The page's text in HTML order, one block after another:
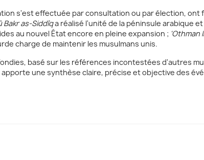
s'est effectuée par consultation ou par élection,
Bakr as-Siddîqa réalisé l'unité de la péninsule arabique
au nouvel État encore en pleine expansion ; 'Othman
charge de maintenir les musulmans unis.
basé sur les références incontestées d'autres
une synthèse claire, précise et objective des